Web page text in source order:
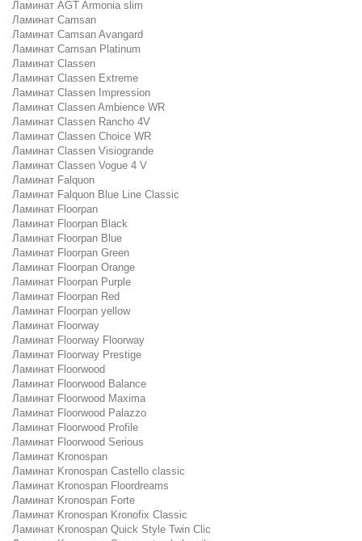
Ламинат AGT Armonia slim
Ламинат Camsan
Ламинат Camsan Avangard
Ламинат Camsan Platinum
Ламинат Classen
Ламинат Classen Extreme
Ламинат Classen Impression
Ламинат Classen Ambience WR
Ламинат Classen Rancho 4V
Ламинат Classen Choice WR
Ламинат Classen Visiogrande
Ламинат Classen Vogue 4 V
Ламинат Falquon
Ламинат Falquon Blue Line Classic
Ламинат Floorpan
Ламинат Floorpan Black
Ламинат Floorpan Blue
Ламинат Floorpan Green
Ламинат Floorpan Orange
Ламинат Floorpan Purple
Ламинат Floorpan Red
Ламинат Floorpan yellow
Ламинат Floorway
Ламинат Floorway Floorway
Ламинат Floorway Prestige
Ламинат Floorwood
Ламинат Floorwood Balance
Ламинат Floorwood Maxima
Ламинат Floorwood Palazzo
Ламинат Floorwood Profile
Ламинат Floorwood Serious
Ламинат Kronospan
Ламинат Kronospan Castello classic
Ламинат Kronospan Floordreams
Ламинат Kronospan Forte
Ламинат Kronospan Kronofix Classic
Ламинат Kronospan Quick Style Twin Clic